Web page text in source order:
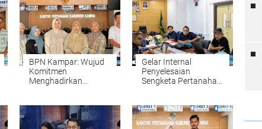
BPN Kampar: Wujud
Komitmen
Menghadirkan
Mudah, Cepat, dan
Fleksibel
Gelar Internal
Penyelesaian
Sengketa Pertanahan:
Kepastian Hukum
bagi Masyarakat